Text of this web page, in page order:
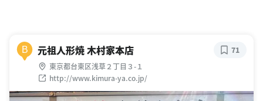
B 元祖人形焼 木村家本店
東京都台東区浅草２丁目３-１
http://www.kimura-ya.co.jp/
71